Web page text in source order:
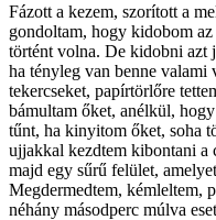
Fázott a kezem, szorított a
gondoltam, hogy kidobom
történt volna. De kidobni azt
ha tényleg van benne valami
tekercseket, papírtörlőre
bámultam őket, anélkül,
tűnt, ha kinyitom őket, soha
ujjakkal kezdtem kibontani a
majd egy sűrű felület,
Megdermedtem, kémleltem,
néhány másodperc múlva